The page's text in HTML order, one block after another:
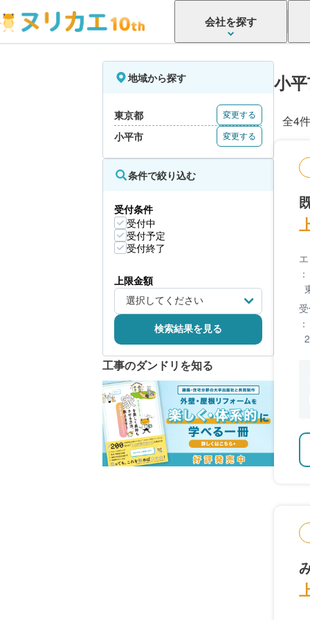
会社を探す
地域から探す
東京都 変更する
小平市 変更する
条件で絞り込む
受付条件
受付中
受付予定
受付終了
上限金額
検索結果を見る
工事のダンドリを知る
小
全4件
：
：